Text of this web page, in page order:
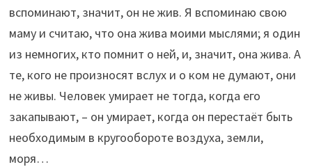
вспоминают, значит, он не жив. Я вспоминаю свою
маму и считаю, что она жива моими мыслями; я один
из немногих, кто помнит о ней, и, значит, она жива. А
те, кого не произносят вслух и о ком не думают, они
не живы. Человек умирает не тогда, когда его
закапывают, – он умирает, когда он перестаёт быть
необходимым в кругообороте воздуха, земли,
моря…